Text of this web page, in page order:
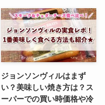
ジョンソンヴィルはまず
い？美味しい焼き方は？ス
ーパーでの買い時価格や冷